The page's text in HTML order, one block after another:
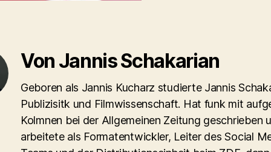
Von Jannis Schakarian
Geboren als Jannis Kucharz studierte Jannis
Publizisitk und Filmwissenschaft. Hat funk mit
Kolmnen bei der Allgemeinen Zeitung geschrieben
arbeitete als Formatentwickler, Leiter des Social